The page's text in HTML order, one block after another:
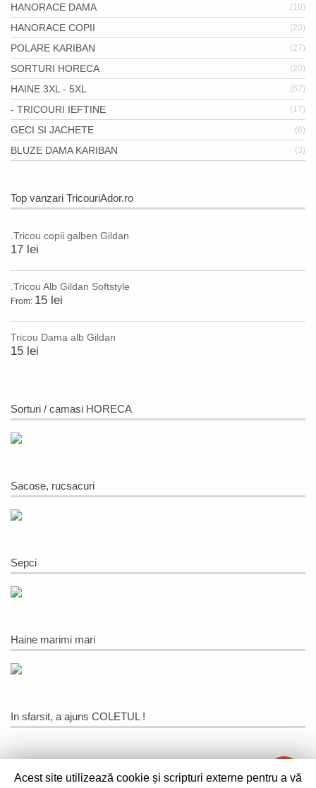
HANORACE DAMA (10)
HANORACE COPII (20)
POLARE KARIBAN (27)
SORTURI HORECA (20)
HAINE 3XL - 5XL (67)
- TRICOURI IEFTINE (17)
GECI SI JACHETE (6)
BLUZE DAMA KARIBAN (3)
Top vanzari TricouriAdor.ro
.Tricou copii galben Gildan
17 lei
.Tricou Alb Gildan Softstyle
From: 15 lei
Tricou Dama alb Gildan
15 lei
Sorturi / camasi HORECA
Sacose, rucsacuri
Sepci
Haine marimi mari
In sfarsit, a ajuns COLETUL !
Acest site utilizează cookie și scripturi externe pentru a vă